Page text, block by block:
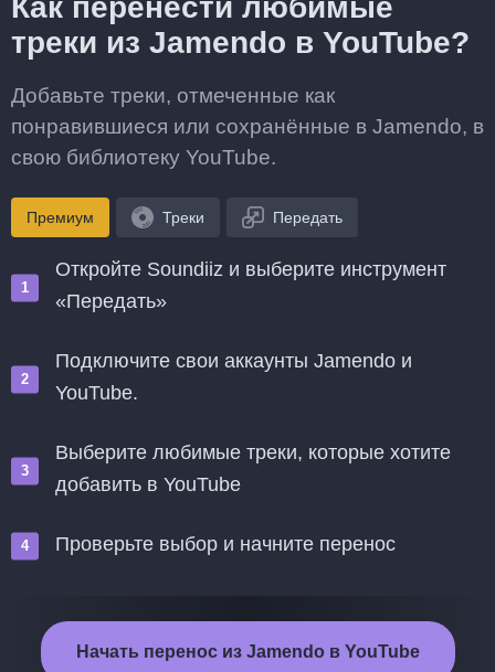
Как перенести любимые
треки из Jamendo в YouTube?
Добавьте треки, отмеченные как
понравившиеся или сохранённые в Jamendo, в
свою библиотеку YouTube.
Премиум Треки Передать
Откройте Soundiiz и выберите инструмент
«Передать»
Подключите свои аккаунты Jamendo и
YouTube.
Выберите любимые треки, которые хотите
добавить в YouTube
Проверьте выбор и начните перенос
Начать перенос из Jamendo в YouTube